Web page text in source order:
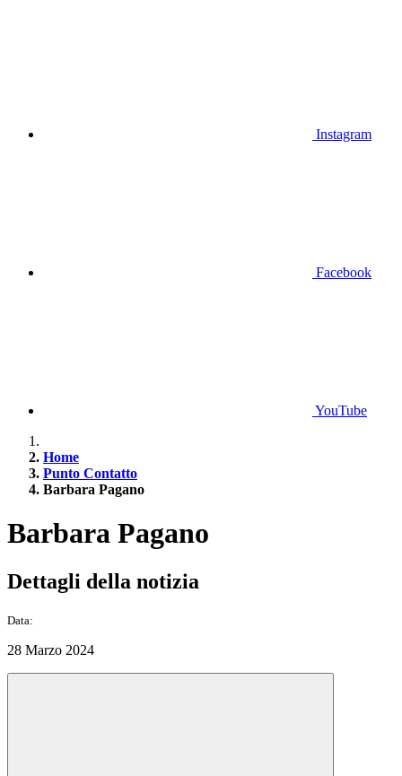
Instagram
Facebook
YouTube
Home
Punto Contatto
Barbara Pagano
Barbara Pagano
Dettagli della notizia
Data:
28 Marzo 2024